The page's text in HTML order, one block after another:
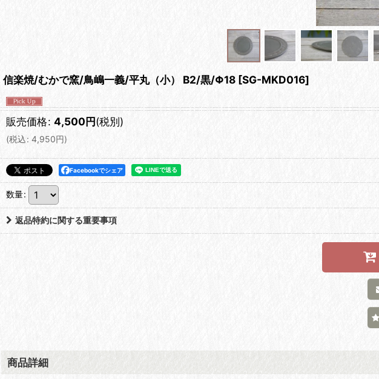
信楽焼/むかで窯/鳥嶋一義/平丸（小） B2/黒/Φ18 [SG-MKD016]
販売価格: 4,500円(税別)
(税込: 4,950円)
Facebookでシェア
数量:
返品特約に関する重要事項
商品詳細